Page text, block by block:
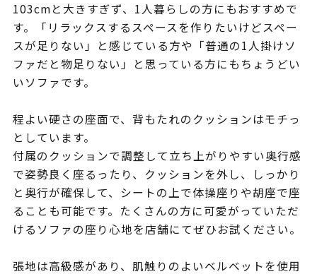
103cmと大きすぎず、1人暮らしの方にもおすすめで
す。「リラックスするスペースを作りたいけどスペー
スが足りない」と感じている方や「普通の1人掛けソ
ファだと物足りない」と思っている方にもちょうどい
いソファです。
程よい硬さの座面で、背もたれのクッションはモチっ
としています。
付属のクッションで調整して立ち上がりやすい奥行感
で姿勢良く座るったり、クッションを外し、しっかり
と奥行が確保して、シートの上で体操座りや胡座で座
ることも可能です。たくさんの方に可愛がっていただ
けるソファの座り心地を店舗にてぜひお試ください。
張地は高級感があり、肌触りのよいベルベットを使用